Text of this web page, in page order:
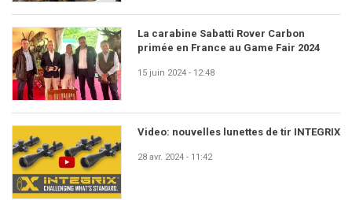
La carabine Sabatti Rover Carbon
primée en France au Game Fair 2024
15 juin 2024 - 12:48
Video: nouvelles lunettes de tir INTEGRIX
28 avr. 2024 - 11:42